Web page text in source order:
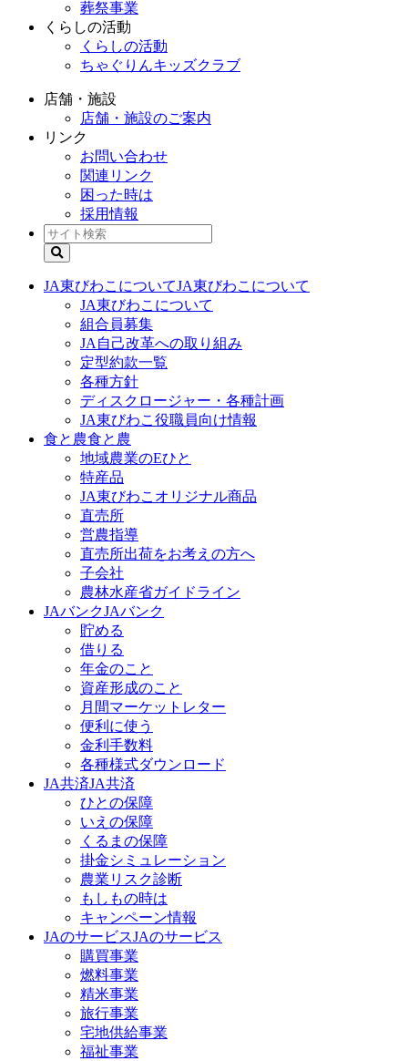
葬祭事業
くらしの活動
くらしの活動
ちゃぐりんキッズクラブ
店舗・施設
店舗・施設のご案内
リンク
お問い合わせ
関連リンク
困った時は
採用情報
JA東びわこについてJA東びわこについて
JA東びわこについて
組合員募集
JA自己改革への取り組み
定型約款一覧
各種方針
ディスクロージャー・各種計画
JA東びわこ役職員向け情報
食と農食と農
地域農業のEひと
特産品
JA東びわこオリジナル商品
直売所
営農指導
直売所出荷をお考えの方へ
子会社
農林水産省ガイドライン
JAバンクJAバンク
貯める
借りる
年金のこと
資産形成のこと
月間マーケットレター
便利に使う
金利手数料
各種様式ダウンロード
JA共済JA共済
ひとの保障
いえの保障
くるまの保障
掛金シミュレーション
農業リスク診断
もしもの時は
キャンペーン情報
JAのサービスJAのサービス
購買事業
燃料事業
精米事業
旅行事業
宅地供給事業
福祉事業